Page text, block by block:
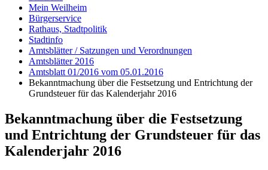
Mein Weilheim
Bürgerservice
Rathaus, Stadtpolitik
Stadtinfo
Amtsblätter / Satzungen und Verordnungen
Amtsblätter 2016
Amtsblatt 01/2016 vom 05.01.2016
Bekanntmachung über die Festsetzung und Entrichtung der
Grundsteuer für das Kalenderjahr 2016
Bekanntmachung über die Festsetzung
und Entrichtung der Grundsteuer für das
Kalenderjahr 2016